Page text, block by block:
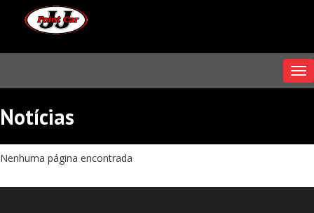
Notícias
Nenhuma página encontrada